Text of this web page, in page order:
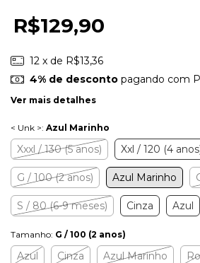
R$129,90
12 x de R$13,36
4% de descontopagando com
Ver mais detalhes
< Unk >: Azul Marinho
Xxxl / 130 (5 anos) Xxl / 120 (4
G / 100 (2 anos) Azul Marinho
S / 80 (6-9 meses) Cinza Azul
Tamanho: G / 100 (2 anos)
Azul Cinza Azul Marinho